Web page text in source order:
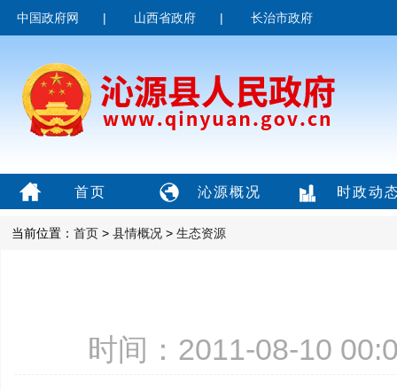
中国政府网 | 山西省政府 | 长治市政府
首页 沁源概况 时政动
当前位置： 首页 > 县情概况 > 生态资源
时间：2011-08-10